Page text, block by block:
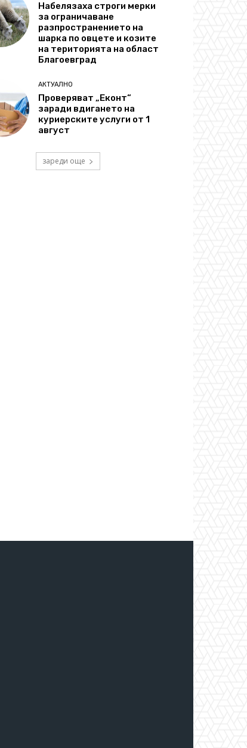
Набелязаха строги мерки
за ограничаване
разпространението на
шарка по овцете и козите
на територията на област
Благоевград
АКТУАЛНО
Проверяват „Еконт“
заради вдигането на
куриерските услуги от 1
август
зареди още